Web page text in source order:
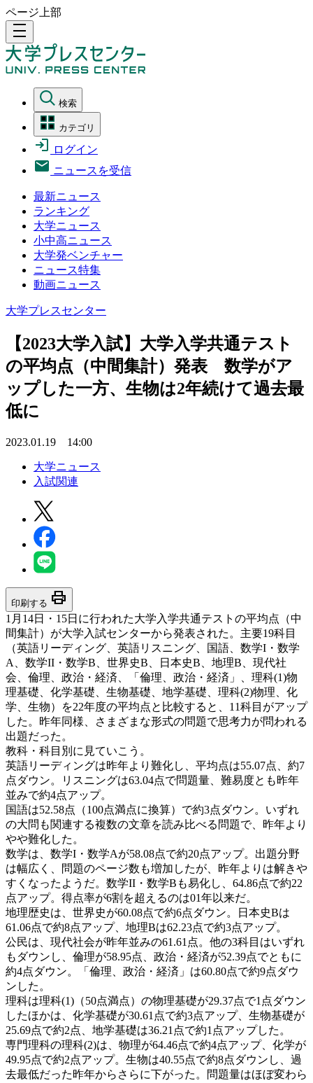
ページ上部
density_medium
検索
カテゴリ
ログイン
ニュースを受信
最新ニュース
ランキング
大学ニュース
小中高ニュース
大学発ベンチャー
ニュース特集
動画ニュース
大学プレスセンター
【2023大学入試】大学入学共通テスト
の平均点（中間集計）発表 数学がア
ップした一方、生物は2年続けて過去最
低に
2023.01.19 14:00
大学ニュース
入試関連
印刷する print
1月14日・15日に行われた大学入学共通テストの平均点（中
間集計）が大学入試センターから発表された。主要19科目
（英語リーディング、英語リスニング、国語、数学I・数学
A、数学II・数学B、世界史B、日本史B、地理B、現代社
会、倫理、政治・経済、「倫理、政治・経済」、理科(1)物
理基礎、化学基礎、生物基礎、地学基礎、理科(2)物理、化
学、生物）を22年度の平均点と比較すると、11科目がアップ
した。昨年同様、さまざまな形式の問題で思考力が問われる
出題だった。
教科・科目別に見ていこう。
英語リーディングは昨年より難化し、平均点は55.07点、約7
点ダウン。リスニングは63.04点で問題量、難易度とも昨年
並みで約4点アップ。
国語は52.58点（100点満点に換算）で約3点ダウン。いずれ
の大問も関連する複数の文章を読み比べる問題で、昨年より
やや難化した。
数学は、数学I・数学Aが58.08点で約20点アップ。出題分野
は幅広く、問題のページ数も増加したが、昨年よりは解きや
すくなったようだ。数学II・数学Bも易化し、64.86点で約22
点アップ。得点率が6割を超えるのは01年以来だ。
地理歴史は、世界史が60.08点で約6点ダウン。日本史Bは
61.06点で約8点アップ、地理Bは62.23点で約3点アップ。
公民は、現代社会が昨年並みの61.61点。他の3科目はいずれ
もダウンし、倫理が58.95点、政治・経済が52.39点でともに
約4点ダウン。「倫理、政治・経済」は60.80点で約9点ダウ
ンした。
理科は理科(1)（50点満点）の物理基礎が29.37点で1点ダウン
したほかは、化学基礎が30.61点で約3点アップ、生物基礎が
25.69点で約2点、地学基礎は36.21点で約1点アップした。
専門理科の理科(2)は、物理が64.46点で約4点アップ、化学が
49.95点で約2点アップ。生物は40.55点で約8点ダウンし、過
去最低だった昨年からさらに下がった。問題量はほぼ変わら